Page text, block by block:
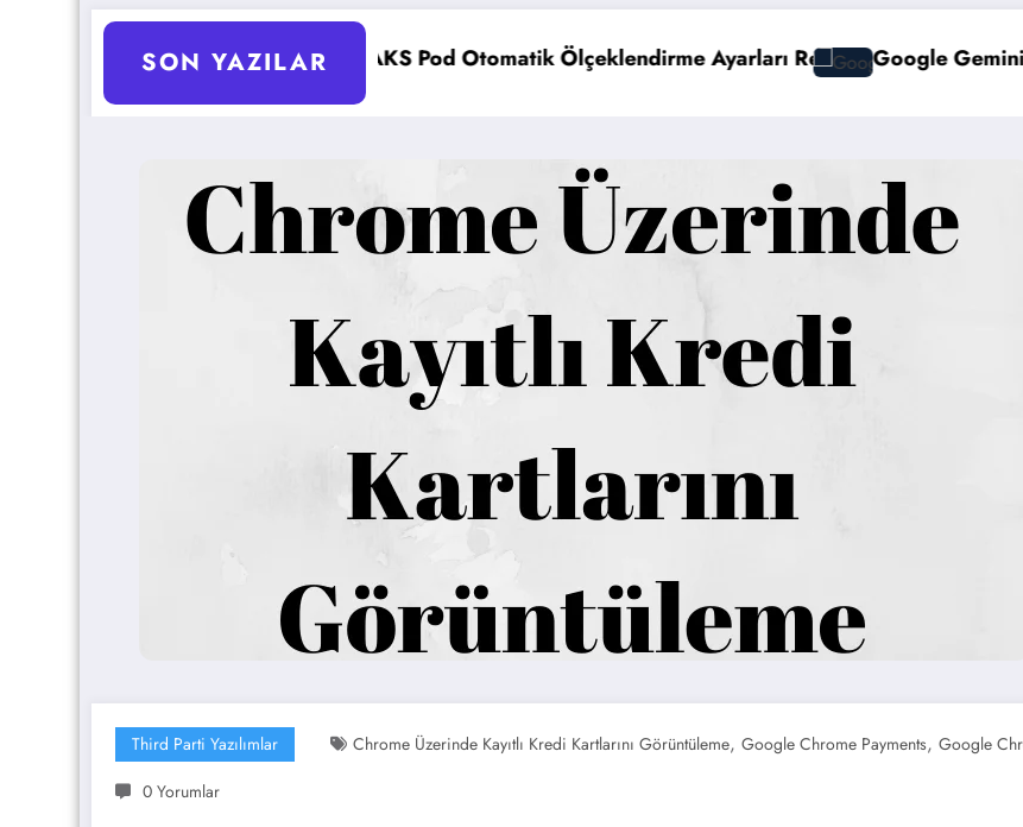
SON YAZILAR
AKS Pod Otomatik Ölçeklendirme Ayarları RehberiGoogle Gemini 3 ile Multimodal Yapay
Third Parti Yazılımlar Chrome Üzerinde Kayıtlı Kredi Kartlarını Görüntüleme, Google Chrome Payments, Google
0 Yorumlar